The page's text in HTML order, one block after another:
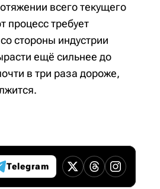
всего текущего
процесс требует
стороны индустрии
ещё сильнее до
в три раза дороже,
Telegram